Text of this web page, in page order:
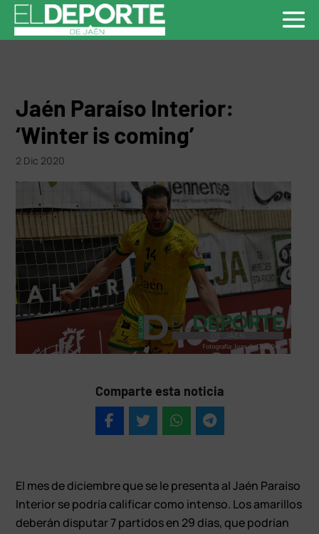
Jaén Paraíso Interior:
‘Winter is coming’
2 Dic 2020
Comparte esta noticia
El mes de diciembre que se le presenta al Jaén Paraíso
Interior se podría calificar como intenso. Los amarillos
deberán disputar 7 partidos en 29 días, que podrían